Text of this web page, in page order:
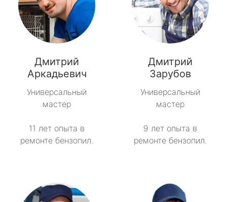
Дмитрий
Аркадьевич
Универсальный
мастер
11 лет опыта в
ремонте бензопил.
Дмитрий
Зарубов
Универсальный
мастер
9 лет опыта в
ремонте бензопил.